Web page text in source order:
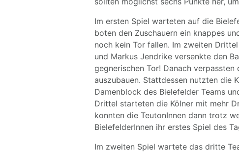
Im ersten Spiel warteten auf die
boten den Zuschauern ein knappes
noch kein Tor fallen. Im zweiten
und Markus Jendrike versenkte den
gegnerischen Tor! Danach
auszubauen. Stattdessen nutzten die
Damenblock des Bielefelder Teams
Drittel starteten die Kölner mit mehr
konnten die TeutonInnen dann trotz
BielefelderInnen ihr erstes Spiel des
Im zweiten Spiel wartete das dritte